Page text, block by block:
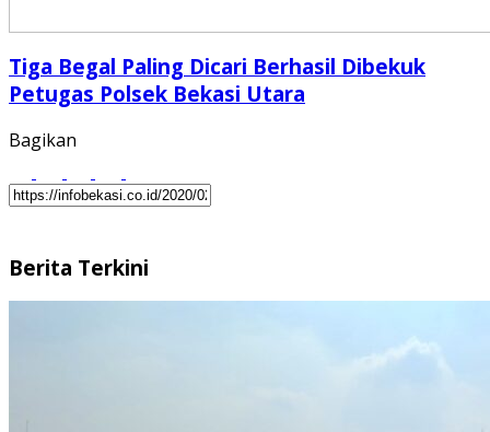
Tiga Begal Paling Dicari Berhasil Dibekuk
Petugas Polsek Bekasi Utara
Bagikan
Berita Terkini